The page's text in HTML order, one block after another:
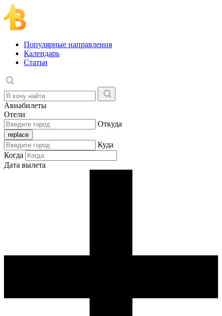
Популярные направления
Календарь
Статьи
Авиабилеты
Отели
Откуда
Куда
Когда
Дата вылета